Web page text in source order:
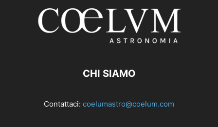
CHI SIAMO
Contattaci: coelumastro@coelum.com